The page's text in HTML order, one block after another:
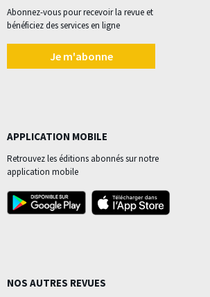
Abonnez-vous pour recevoir la revue et
bénéficiez des services en ligne
Je m'abonne
APPLICATION MOBILE
Retrouvez les éditions abonnés sur notre
application mobile
NOS AUTRES REVUES